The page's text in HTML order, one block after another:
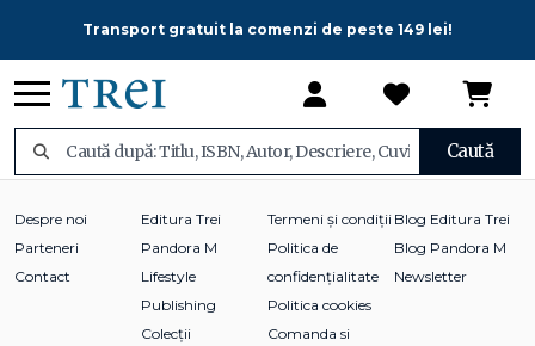
Transport gratuit la comenzi de peste 149 lei!
Caută
Despre noi
Parteneri
Contact
Editura Trei
Pandora M
Lifestyle
Publishing
Colecții
Termeni și condiții
Politica de
confidențialitate
Politica cookies
Comanda si
Blog Editura Trei
Blog Pandora M
Newsletter